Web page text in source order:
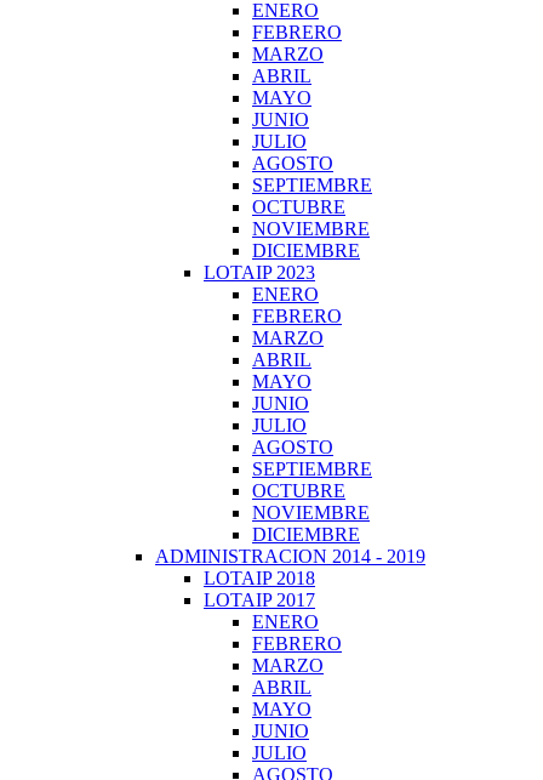
ENERO
FEBRERO
MARZO
ABRIL
MAYO
JUNIO
JULIO
AGOSTO
SEPTIEMBRE
OCTUBRE
NOVIEMBRE
DICIEMBRE
LOTAIP 2023
ENERO
FEBRERO
MARZO
ABRIL
MAYO
JUNIO
JULIO
AGOSTO
SEPTIEMBRE
OCTUBRE
NOVIEMBRE
DICIEMBRE
ADMINISTRACION 2014 - 2019
LOTAIP 2018
LOTAIP 2017
ENERO
FEBRERO
MARZO
ABRIL
MAYO
JUNIO
JULIO
AGOSTO